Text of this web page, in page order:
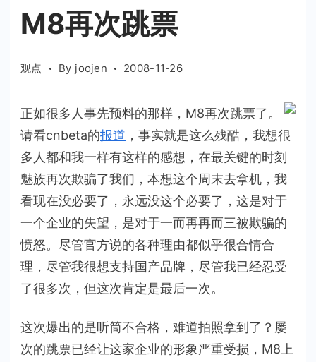
M8再次跳票
观点 By joojen 2008-11-26
正如很多人事先预料的那样，M8再次跳票了。
请看cnbeta的报道 ，事实就是这么残酷，我想很
多人都和我一样有这样的感想，在最关键的时刻
魅族再次欺骗了我们，本想这个周末去拿机，我
看现在没必要了，永远没这个必要了，这是对于
一个企业的失望，是对于一而再再而三被欺骗的
愤怒。尽管官方说的各种理由都似乎很合情合
理，尽管我很想支持国产品牌，尽管我已经忍受
了很多次，但这次肯定是最后一次。
这次爆出的是听筒不合格，难道拍照拿到了？屡
次的跳票已经让这家企业的形象严重受损，M8上